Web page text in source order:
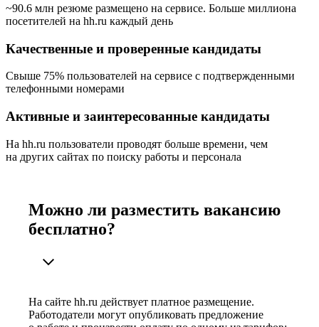
~90.6 млн резюме размещено на сервисе. Больше миллиона
посетителей на hh.ru каждый день
Качественные и проверенные кандидаты
Свыше 75% пользователей на сервисе с подтвержденными
телефонными номерами
Активные и заинтересованные кандидаты
На hh.ru пользователи проводят больше времени, чем
на других сайтах по поиску работы и персонала
Можно ли разместить вакансию
бесплатно?
На сайте hh.ru действует платное размещение.
Работодатели могут опубликовать предложение